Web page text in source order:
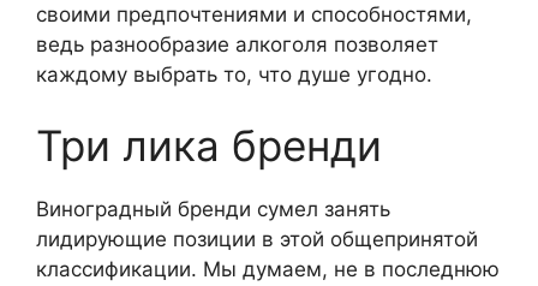
своими предпочтениями и способностями,
ведь разнообразие алкоголя позволяет
каждому выбрать то, что душе угодно.
Три лика бренди
Виноградный бренди сумел занять
лидирующие позиции в этой общепринятой
классификации. Мы думаем, не в последнюю